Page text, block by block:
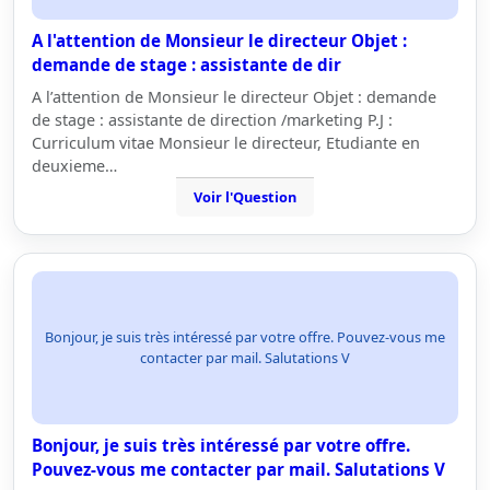
A l'attention de Monsieur le directeur Objet :
demande de stage : assistante de dir
A l’attention de Monsieur le directeur Objet : demande
de stage : assistante de direction /marketing P.J :
Curriculum vitae Monsieur le directeur, Etudiante en
deuxieme…
Voir l'Question
Bonjour, je suis très intéressé par votre offre. Pouvez-vous me
contacter par mail. Salutations V
Bonjour, je suis très intéressé par votre offre.
Pouvez-vous me contacter par mail. Salutations V